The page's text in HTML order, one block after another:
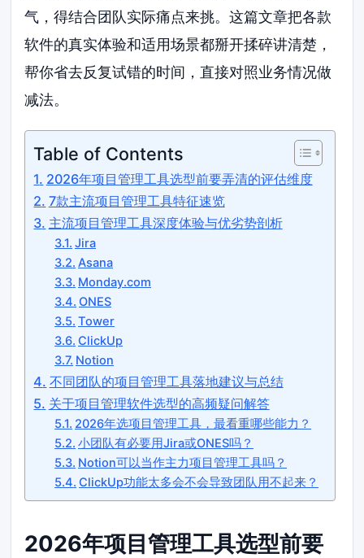
气，得结合团队实际痛点来挑。这篇文章把各款
软件的真实体验和适用场景都掰开揉碎讲清楚，
帮你省去反复试错的时间，直接对照业务情况做
减法。
Table of Contents
2026年项目管理工具选型前要弄清的评估维度
7款主流项目管理工具特征速览
主流项目管理工具深度体验与优劣势剖析
Jira
Asana
Monday.com
ONES
Tower
ClickUp
Notion
不同团队的项目管理工具落地建议与总结
关于项目管理软件选型的高频疑问解答
2026年选项目管理工具，最看重哪些能力？
小团队有必要用Jira或ONES吗？
Notion可以当作主力项目管理工具吗？
ClickUp功能太多会不会导致团队用不起来？
2026年项目管理工具选型前要